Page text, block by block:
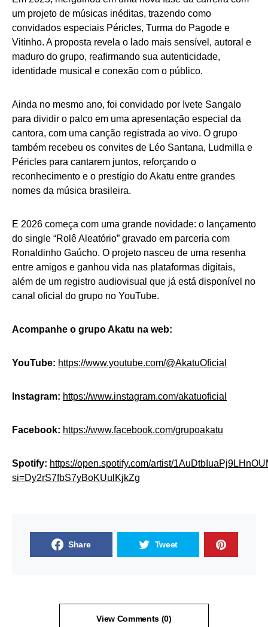
um projeto de músicas inéditas, trazendo como
convidados especiais Péricles, Turma do Pagode e
Vitinho. A proposta revela o lado mais sensível, autoral e
maduro do grupo, reafirmando sua autenticidade,
identidade musical e conexão com o público.
Ainda no mesmo ano, foi convidado por Ivete Sangalo
para dividir o palco em uma apresentação especial da
cantora, com uma canção registrada ao vivo. O grupo
também recebeu os convites de Léo Santana, Ludmilla e
Péricles para cantarem juntos, reforçando o
reconhecimento e o prestígio do Akatu entre grandes
nomes da música brasileira.
E 2026 começa com uma grande novidade: o lançamento
do single “Rolê Aleatório” gravado em parceria com
Ronaldinho Gaúcho. O projeto nasceu de uma resenha
entre amigos e ganhou vida nas plataformas digitais,
além de um registro audiovisual que já está disponível no
canal oficial do grupo no YouTube.
Acompanhe o grupo Akatu na web:
YouTube: https://www.youtube.com/@AkatuOficial
Instagram: https://www.instagram.com/akatuoficial
Facebook: https://www.facebook.com/grupoakatu
Spotify: https://open.spotify.com/artist/
si=Dy2rS7fbS7yBoKUulKjkZg
Share Tweet
View Comments (0)